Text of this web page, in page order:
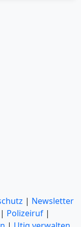
| Newsletter
| Polizeiruf |